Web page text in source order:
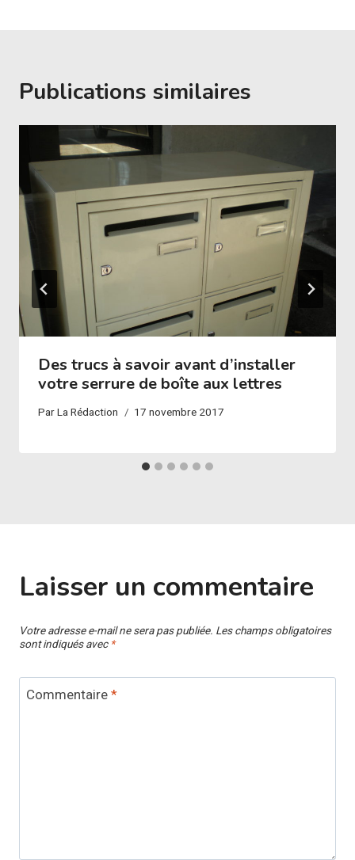
Publications similaires
Des trucs à savoir avant d’installer
votre serrure de boîte aux lettres
ParLa Rédaction 17 novembre 2017
Laisser un commentaire
Votre adresse e-mail ne sera pas publiée. Les champs obligatoires
sont indiqués avec *
Commentaire *